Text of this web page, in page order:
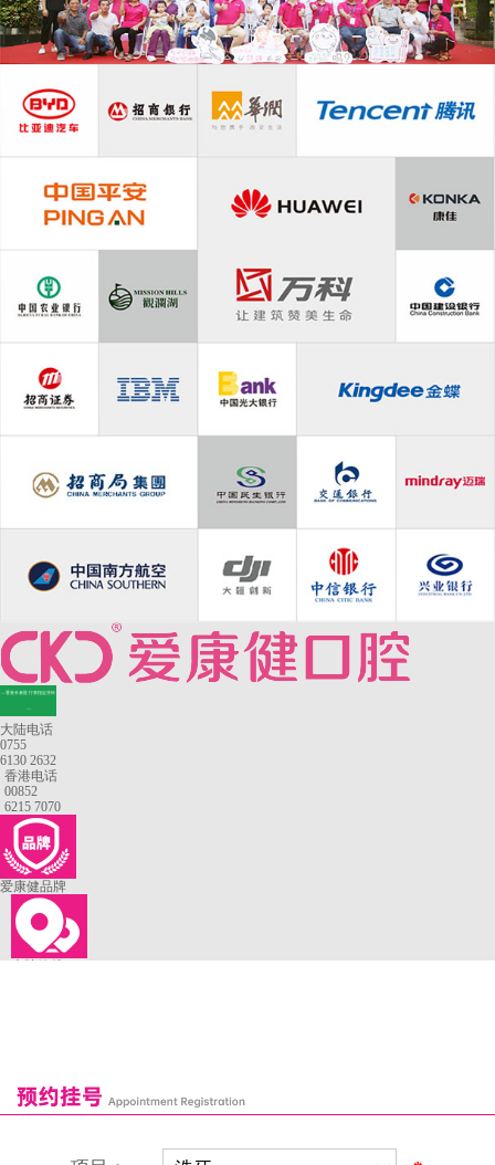
—香港长者医疗券指定牙科
大陆电话
0755
6130 2632
香港电话
00852
6215 7070
爱康健品牌
恒乐口腔诊所
富港口腔诊所